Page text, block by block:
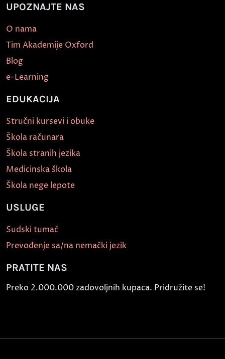
UPOZNAJTE NAS
O nama
Tim Akademije Oxford
Blog
e-Learning
EDUKACIJA
Stručni kursevi i obuke
Škola računara
Škola stranih jezika
Medicinska škola
Škola nege lepote
USLUGE
Sudski tumač
Prevođenje sa/na nemački jezik
PRATITE NAS
Preko 2.000.000 zadovoljnih kupaca. Pridružite se!